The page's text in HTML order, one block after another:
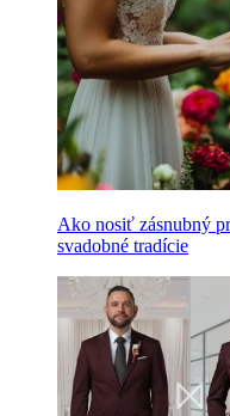
Ako nosiť zásnubný
svadobné tradície